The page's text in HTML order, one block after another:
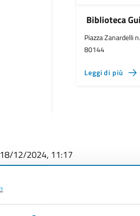
Biblioteca
Piazza Zanardelli
80144
Leggi di più
18/12/2024, 11:17